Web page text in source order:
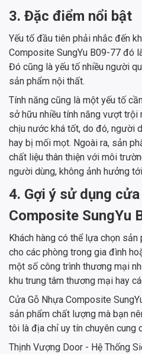
3. Đặc điểm nổi bật
Yếu tố đầu tiên phải nhắc đến
Composite SungYu B09-77 đó
Đó cũng là yếu tố nhiều người
sản phẩm nội thất.
Tính năng cũng là một yếu tố
sở hữu nhiều tính năng vượt trội
chịu nước khá tốt, do đó, người
hay bị mối mọt. Ngoài ra, sản
chất liệu thân thiện với môi
người dùng, không ảnh hưởng
4. Gợi ý sử dụng
Composite SungYu
Khách hàng có thể lựa chọn
cho các phòng trong gia đình
một số công trình thương mại
khu trung tâm thương mại hay
Cửa Gỗ Nhựa Composite
sản phẩm chất lượng mà bạn
tôi là địa chỉ uy tín chuyên cung
Thịnh Vượng Door - Hệ Thống